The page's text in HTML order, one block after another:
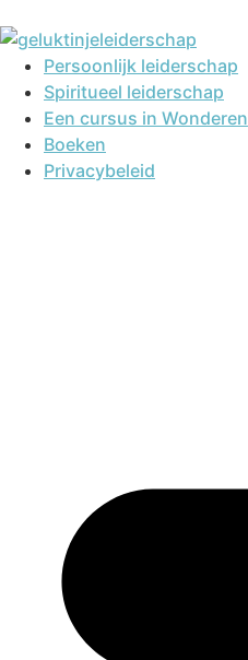
Persoonlijk leiderschap
Spiritueel leiderschap
Een cursus in Wonderen
Boeken
Privacybeleid